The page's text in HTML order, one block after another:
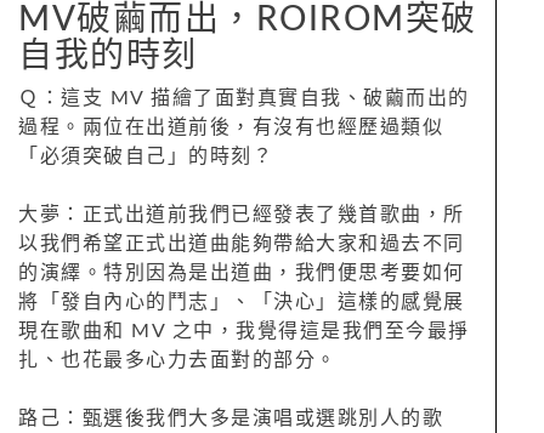
MV破繭而出，ROIROM突破
自我的時刻
Ｑ：這支 MV 描繪了面對真實自我、破繭而出的
過程。兩位在出道前後，有沒有也經歷過類似
「必須突破自己」的時刻？
大夢：正式出道前我們已經發表了幾首歌曲，所
以我們希望正式出道曲能夠帶給大家和過去不同
的演繹。特別因為是出道曲，我們便思考要如何
將「發自內心的鬥志」、「決心」這樣的感覺展
現在歌曲和 MV 之中，我覺得這是我們至今最掙
扎、也花最多心力去面對的部分。
路己：甄選後我們大多是演唱或選跳別人的歌